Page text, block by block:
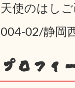
天使のはし
004-02/静岡
プロフィ